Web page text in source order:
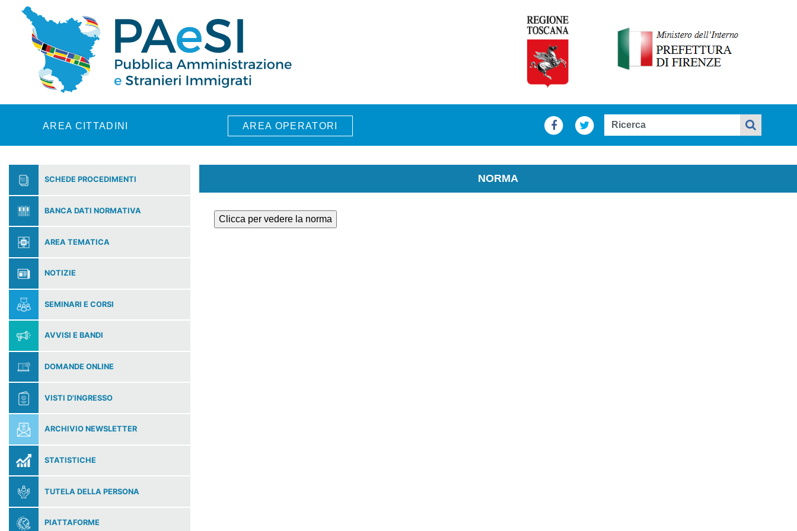
Skip to main content
AREA CITTADINI AREA OPERATORI
SCHEDE PROCEDIMENTI
BANCA DATI NORMATIVA
AREA TEMATICA
NOTIZIE
SEMINARI E CORSI
AVVISI E BANDI
DOMANDE ONLINE
VISTI D'INGRESSO
ARCHIVIO NEWSLETTER
STATISTICHE
TUTELA DELLA PERSONA
PIATTAFORME
NORMA
Clicca per vedere la norma